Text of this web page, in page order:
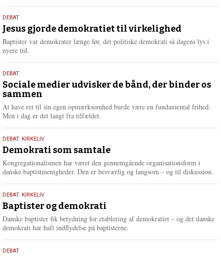
e
r
18.
maj
2026
DEBAT
Jesus gjorde demokratiet til virkelighed
Baptister var demokrater længe før, det politiske demokrati så dagens lys i
nyere tid.
18.
maj
2026
DEBAT
Sociale medier udvisker de bånd, der binder os
sammen
At have ret til sin egen opmærksomhed burde være en fundamental frihed.
Men i dag er det langt fra tilfældet.
18.
maj
2026
DEBAT, KIRKELIV
Demokrati som samtale
Kongregationalismen har været den gennemgående organisationsform i
danske baptistmenigheder. Den er besværlig og langsom – og til diskussion.
18.
maj
2026
DEBAT, KIRKELIV
Baptister og demokrati
Danske baptister fik betydning for etablering af demokratiet – og det danske
demokrati har haft indflydelse på baptisterne.
18.
DEBAT